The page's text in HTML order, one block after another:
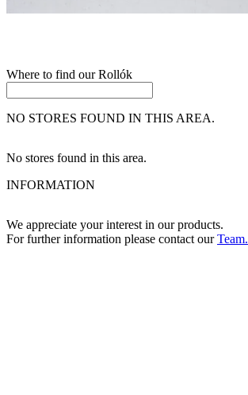
Where to find our Rollók
NO STORES FOUND IN THIS AREA.
No stores found in this area.
INFORMATION
We appreciate your interest in our products.
For further information please contact ourTeam.